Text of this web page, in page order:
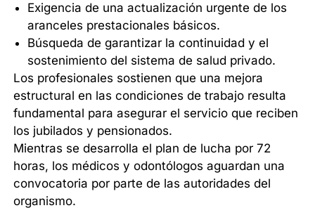
Exigencia de una actualización urgente de los
aranceles prestacionales básicos.
Búsqueda de garantizar la continuidad y el
sostenimiento del sistema de salud privado.
Los profesionales sostienen que una mejora
estructural en las condiciones de trabajo resulta
fundamental para asegurar el servicio que reciben
los jubilados y pensionados.
Mientras se desarrolla el plan de lucha por 72
horas, los médicos y odontólogos aguardan una
convocatoria por parte de las autoridades del
organismo.